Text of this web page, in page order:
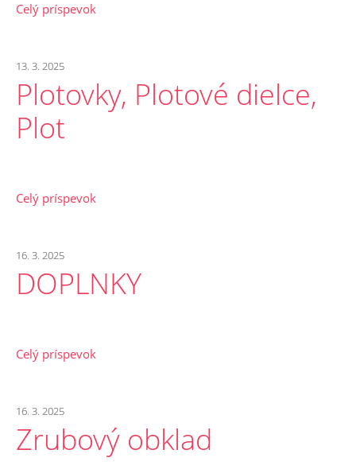
Celý príspevok
13. 3. 2025
Plotovky, Plotové dielce,
Plot
Celý príspevok
16. 3. 2025
DOPLNKY
Celý príspevok
16. 3. 2025
Zrubový obklad